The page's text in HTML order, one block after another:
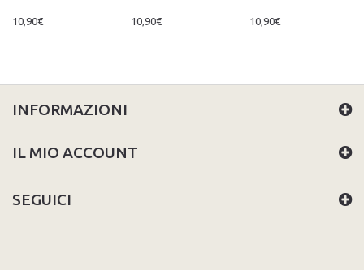
10,90€ 10,90€ 10,90€
INFORMAZIONI
IL MIO ACCOUNT
SEGUICI